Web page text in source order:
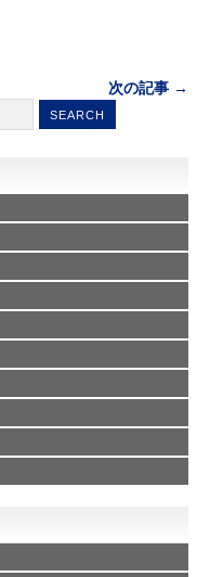
次の記事 →